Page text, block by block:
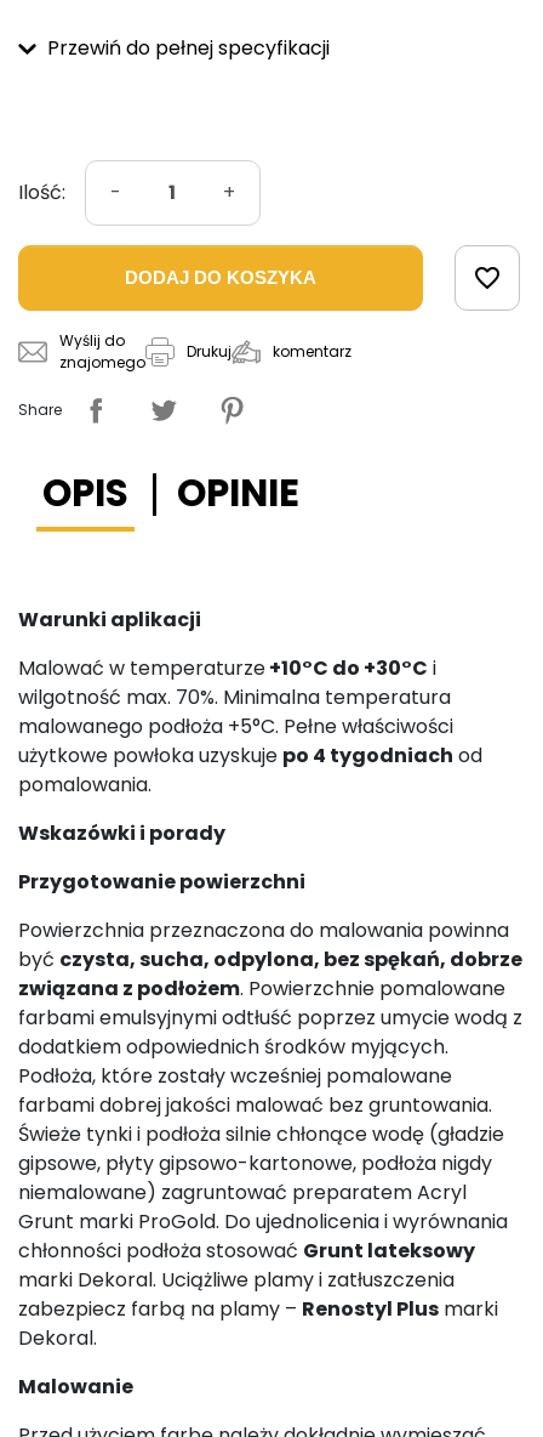
Przewiń do pełnej specyfikacji
Ilość: - +
DODAJ DO KOSZYKA favorite_border
Wyślij do
znajomego
Drukuj komentarz
Share
OPIS OPINIE
Warunki aplikacji
Malować w temperaturze+10°C do +30°C i
wilgotność max. 70%. Minimalna temperatura
malowanego podłoża +5°C. Pełne właściwości
użytkowe powłoka uzyskuje po 4 tygodniach od
pomalowania.
Wskazówki i porady
Przygotowanie powierzchni
Powierzchnia przeznaczona do malowania powinna
być czysta, sucha, odpylona, bez spękań, dobrze
związana z podłożem. Powierzchnie pomalowane
farbami emulsyjnymi odtłuść poprzez umycie wodą z
dodatkiem odpowiednich środków myjących.
Podłoża, które zostały wcześniej pomalowane
farbami dobrej jakości malować bez gruntowania.
Świeże tynki i podłoża silnie chłonące wodę (gładzie
gipsowe, płyty gipsowo-kartonowe, podłoża nigdy
niemalowane) zagruntować preparatem Acryl
Grunt marki ProGold. Do ujednolicenia i wyrównania
chłonności podłoża stosować Grunt lateksowy
marki Dekoral. Uciążliwe plamy i zatłuszczenia
zabezpiecz farbą na plamy – Renostyl Plus marki
Dekoral.
Malowanie